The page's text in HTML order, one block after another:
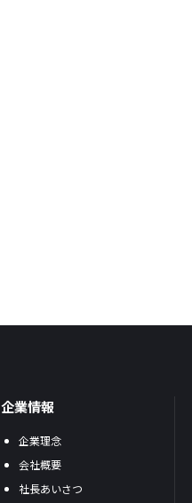
企業情報
企業理念
会社概要
社長あいさつ